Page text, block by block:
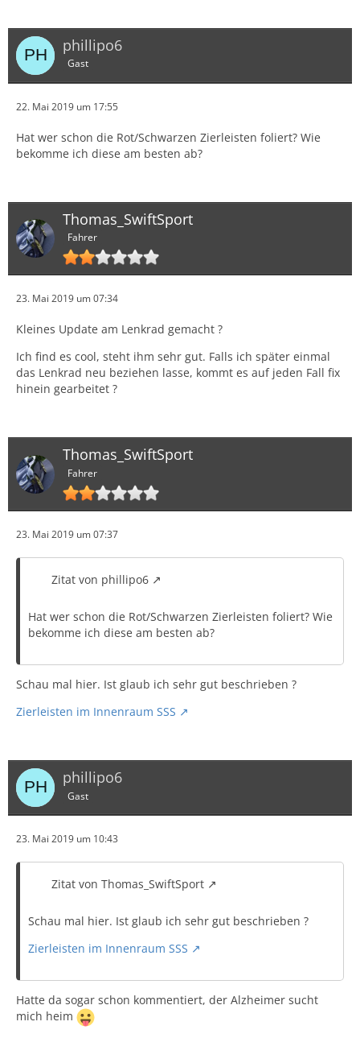
phillipo6
Gast
22. Mai 2019 um 17:55
Hat wer schon die Rot/Schwarzen Zierleisten foliert? Wie
bekomme ich diese am besten ab?
Thomas_SwiftSport
Fahrer
23. Mai 2019 um 07:34
Kleines Update am Lenkrad gemacht ?
Ich find es cool, steht ihm sehr gut. Falls ich später einmal
das Lenkrad neu beziehen lasse, kommt es auf jeden Fall fix
hinein gearbeitet ?
Thomas_SwiftSport
Fahrer
23. Mai 2019 um 07:37
Zitat von phillipo6
Hat wer schon die Rot/Schwarzen Zierleisten foliert? Wie
bekomme ich diese am besten ab?
Schau mal hier. Ist glaub ich sehr gut beschrieben ?
Zierleisten im Innenraum SSS
phillipo6
Gast
23. Mai 2019 um 10:43
Zitat von Thomas_SwiftSport
Schau mal hier. Ist glaub ich sehr gut beschrieben ?
Zierleisten im Innenraum SSS
Hatte da sogar schon kommentiert, der Alzheimer sucht
mich heim